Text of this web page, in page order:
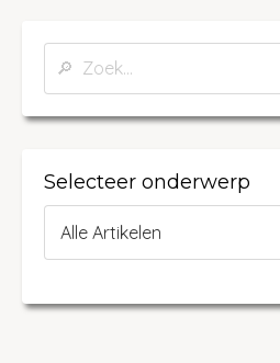
Selecteer onderwerp